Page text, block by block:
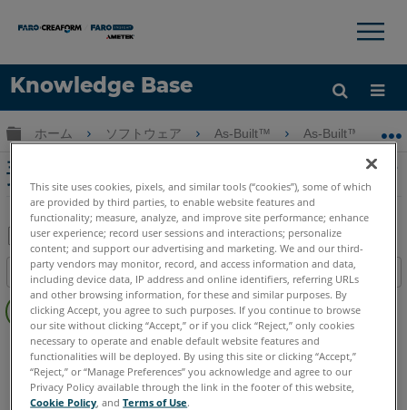
Knowledge Base
言語
ヘルプ サインイン
×
グローバル階層を展開/折りたたむ
ホーム ソフトウェア As-Built™ As-Built™ for
主な機能 - As-Built for AutoCAD Software
セクション管理
PDF
と
し
て
目次
ヘ
ッ
ー
し
As-Built AutoCAD
This site uses cookies, pixels, and similar tools (“cookies”), some of which
are provided by third parties, to enable website features and
functionality; measure, analyze, and improve site performance; enhance
user experience; record user sessions and interactions; personalize
content; and support our advertising and marketing. We and our third-
party vendors may monitor, record, and access information and data,
including device data, IP address and online identifiers, referring URLs
and other browsing information, for these and similar purposes. By
clicking Accept, you agree to such purposes. If you continue to browse
our site without clicking “Accept,” or if you click “Reject,” only cookies
necessary to operate and enable default website features and
functionalities will be deployed. By using this site or clicking “Accept,”
“Reject,” or “Manage Preferences” you acknowledge and agree to our
Privacy Policy available through the link in the footer of this website,
Cookie Policy , andTerms of Use.